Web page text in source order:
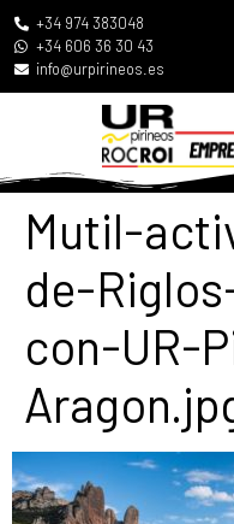
+34 974 383048
+34 606 36 30 43
info@urpirineos.es
Mutil-
de-
con-UR-